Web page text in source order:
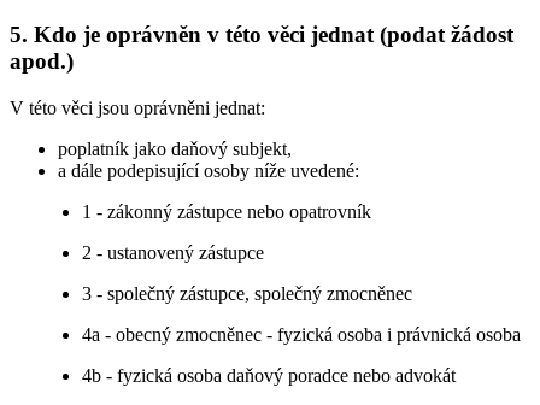
5. Kdo je oprávněn v této věci jednat (podat žádost
apod.)
V této věci jsou oprávněni jednat:
poplatník jako daňový subjekt,
a dále podepisující osoby níže uvedené:
1 - zákonný zástupce nebo opatrovník
2 - ustanovený zástupce
3 - společný zástupce, společný zmocněnec
4a - obecný zmocněnec - fyzická osoba i právnická osoba
4b - fyzická osoba daňový poradce nebo advokát